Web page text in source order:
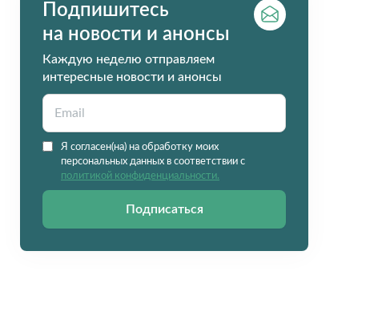
Подпишитесь
на новости и анонсы
Каждую неделю отправляем
интересные новости и анонсы
Я согласен(на) на обработку моих
персональных данных в соответствии с
политикой конфиденциальности.
Подписаться